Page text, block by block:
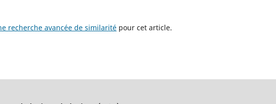
recherche avancée de similarité pour cet article.